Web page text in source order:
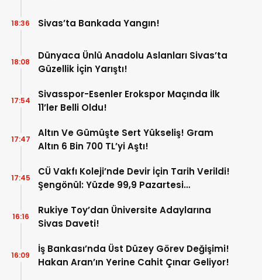
Sivas’ta Bankada Yangın!
18:36
Dünyaca Ünlü Anadolu Aslanları Sivas’ta
Güzellik İçin Yarıştı!
18:08
Sivasspor-Esenler Erokspor Maçında İlk
11’ler Belli Oldu!
17:54
Altın Ve Gümüşte Sert Yükseliş! Gram
Altın 6 Bin 700 TL’yi Aştı!
17:47
CÜ Vakfı Koleji’nde Devir İçin Tarih Verildi!
Şengönül: Yüzde 99,9 Pazartesi
17:45
Rukiye Toy’dan Üniversite Adaylarına
Sivas Daveti!
16:16
İş Bankası’nda Üst Düzey Görev Değişimi!
Hakan Aran’ın Yerine Cahit Çınar Geliyor!
16:09